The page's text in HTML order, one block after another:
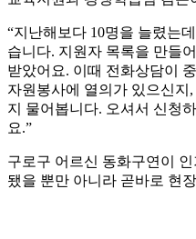
“지난해보다 10명을 늘렸는
습니다. 지원자 목록을 만들
받았어요. 이때 전화상담이
자원봉사에 열의가 있으신지
지 물어봅니다. 오셔서 신청
요.”
구로구 어르신 동화구연이
됐을 뿐만 아니라 곧바로 현